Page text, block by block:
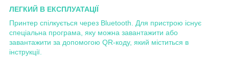
ЛЕГКИЙ В ЕКСПЛУАТАЦІЇ
Принтер спілкується через Bluetooth. Для пристрою існує
спеціальна програма, яку можна завантажити або
завантажити за допомогою QR-коду, який міститься в
інструкції.